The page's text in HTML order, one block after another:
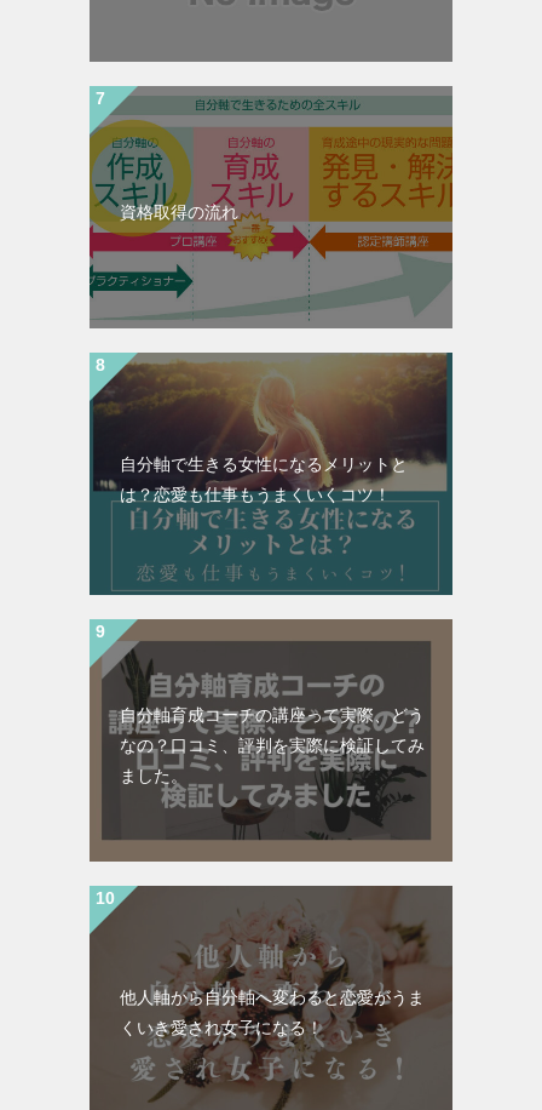
資格取得の流れ
自分軸で生きる女性になるメリットと
は？恋愛も仕事もうまくいくコツ！
自分軸育成コーチの講座って実際、どう
なの？口コミ、評判を実際に検証してみ
ました。
他人軸から自分軸へ変わると恋愛がうま
くいき愛され女子になる！